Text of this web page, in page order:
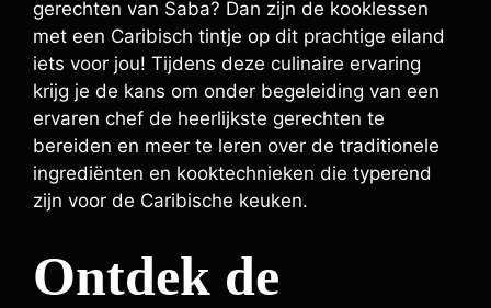
gerechten van Saba? Dan zijn de kooklessen
met een Caribisch tintje op dit prachtige eiland
iets voor jou! Tijdens deze culinaire ervaring
krijg je de kans om onder begeleiding van een
ervaren chef de heerlijkste gerechten te
bereiden en meer te leren over de traditionele
ingrediënten en kooktechnieken die typerend
zijn voor de Caribische keuken.
Ontdek de